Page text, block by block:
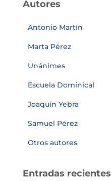
Autores
Antonio Martín
Marta Pérez
Unánimes
Escuela Dominical
Joaquín Yebra
Samuel Pérez
Otros autores
Entradas recientes